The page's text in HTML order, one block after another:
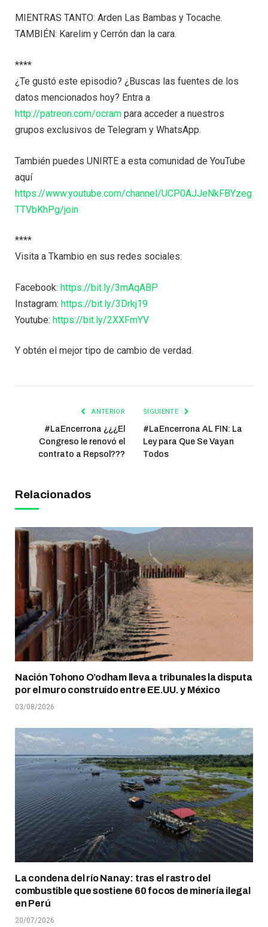
MIENTRAS TANTO: Arden Las Bambas y Tocache.
TAMBIÉN: Karelim y Cerrón dan la cara.
****
¿Te gustó este episodio? ¿Buscas las fuentes de los
datos mencionados hoy? Entra a
http://patreon.com/ocram para acceder a nuestros
grupos exclusivos de Telegram y WhatsApp.
También puedes UNIRTE a esta comunidad de YouTube
aquí
https://www.youtube.com/channel/UCP0AJJeNkFBYzeg
TTVbKhPg/join
****
Visita a Tkambio en sus redes sociales:
Facebook: https://bit.ly/3mAqABP
Instagram: https://bit.ly/3Drkj19
Youtube: https://bit.ly/2XXFmYV
Y obtén el mejor tipo de cambio de verdad.
ANTERIOR
#LaEncerrona ¿¿¿El
Congreso le renovó el
contrato a Repsol???
SIGUIENTE
#LaEncerrona AL FIN: La
Ley para Que Se Vayan
Todos
Relacionados
Nación Tohono O’odham lleva a tribunales la disputa
por el muro construído entre EE.UU. y México
03/08/2026
La condena del río Nanay: tras el rastro del
combustible que sostiene 60 focos de minería ilegal
en Perú
20/07/2026